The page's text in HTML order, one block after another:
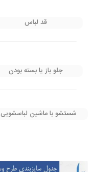
قد لباس
جلو باز یا بسته بودن
شستشو با ماشین لباسشویی